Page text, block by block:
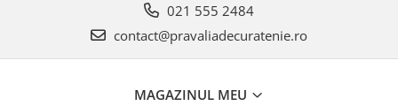
021 555 2484
contact@pravaliadecuratenie.ro
MAGAZINUL MEU